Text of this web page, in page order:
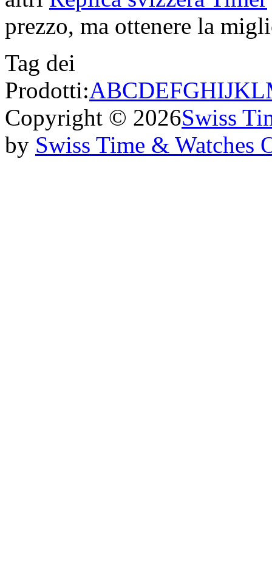
prezzo, ma ottenere la
Tag dei
Prodotti:ABCDEFGHIJKL
Copyright © 2026Swiss
by Swiss Time & Watches